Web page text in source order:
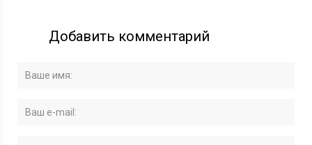
Добавить комментарий